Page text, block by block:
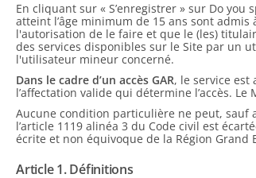
En cliquant sur « S’enregistrer » sur Do
atteint l’âge minimum de 15 ans sont
l'autorisation de le faire et que le (les)
des services disponibles sur le Site par un
l'utilisateur mineur concerné.
Dans le cadre d’un accès GAR, le service est
l’affectation valide qui détermine l’accès.
Aucune condition particulière ne peut, sauf
l’article 1119 alinéa 3 du Code civil est
écrite et non équivoque de la Région Grand
Article 1. Définitions